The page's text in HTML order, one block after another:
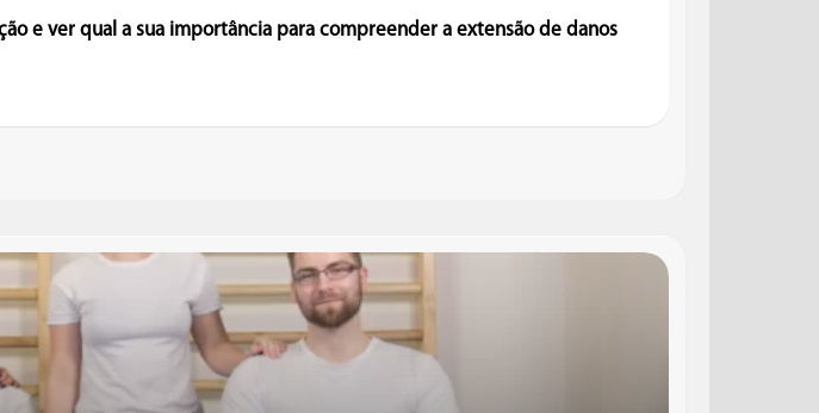
e ver qual a sua importância para compreender a extensão de danos